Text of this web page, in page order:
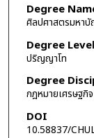
Degree
ศิลปศาสตรมหา
Degree Level
ปริญญาโท
Degree
กฎหมายเศรษฐกิจ
DOI
10.58837/